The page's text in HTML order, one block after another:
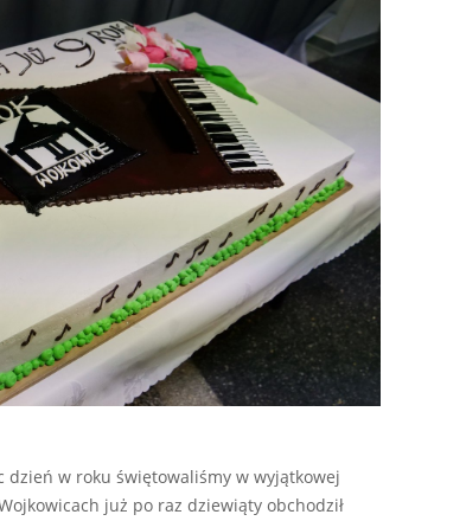
w roku świętowaliśmy w wyjątkowej
już po raz dziewiąty obchodził